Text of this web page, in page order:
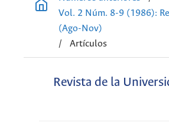
Vol. 2 Núm. 8-9 (1986):
(Ago-Nov)
/
Artículos
Revista de la